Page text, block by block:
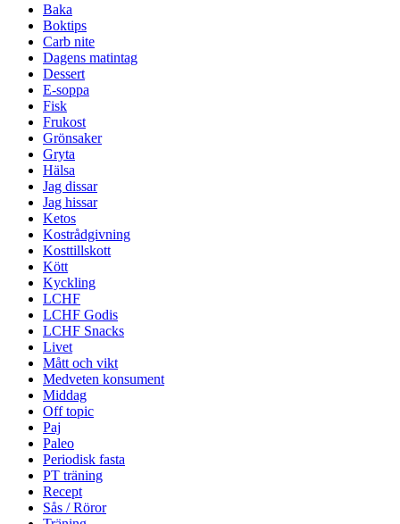
Baka
Boktips
Carb nite
Dagens matintag
Dessert
E-soppa
Fisk
Frukost
Grönsaker
Gryta
Hälsa
Jag dissar
Jag hissar
Ketos
Kostrådgivning
Kosttillskott
Kött
Kyckling
LCHF
LCHF Godis
LCHF Snacks
Livet
Mått och vikt
Medveten konsument
Middag
Off topic
Paj
Paleo
Periodisk fasta
PT träning
Recept
Sås / Röror